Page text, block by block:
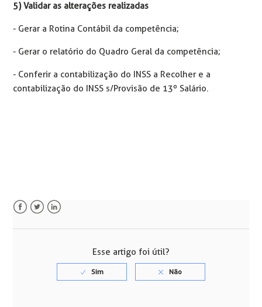
5) Validar as alterações realizadas
- Gerar a Rotina Contábil da competência;
- Gerar o relatório do Quadro Geral da competência;
- Conferir a contabilização do INSS a Recolher e a
contabilização do INSS s/Provisão de 13º Salário.
Esse artigo foi útil?